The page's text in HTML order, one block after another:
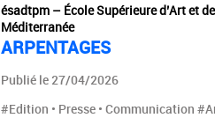
ésadtpm – École Supérieure d’Art et
Méditerranée
ARPENTAGES
Publié le 27/04/2026
#Edition • Presse • Communication